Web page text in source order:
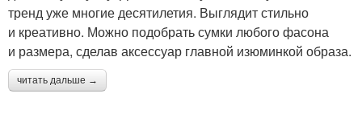
тренд уже многие десятилетия. Выглядит стильно
и креативно. Можно подобрать сумки любого фасона
и размера, сделав аксессуар главной изюминкой образа.
читать дальше →